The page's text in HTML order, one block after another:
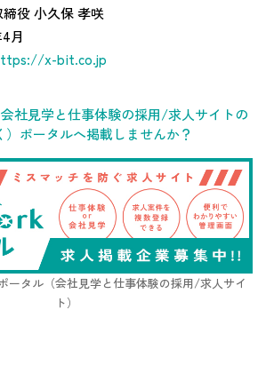
役 小久保 孝咲
月
x-bit.co.jp
社見学と仕事体験の採用/求人サイトの
）ポータルへ掲載しませんか？
ータル（会社見学と仕事体験の採用/求人サイ
ト）